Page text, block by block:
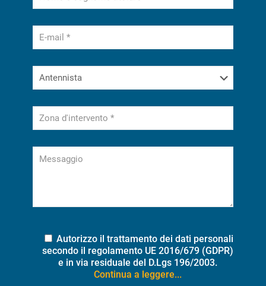
Autorizzo il trattamento dei dati personali
secondo il regolamento UE 2016/679 (GDPR)
e in via residuale del D.Lgs 196/2003.
Continua a leggere...